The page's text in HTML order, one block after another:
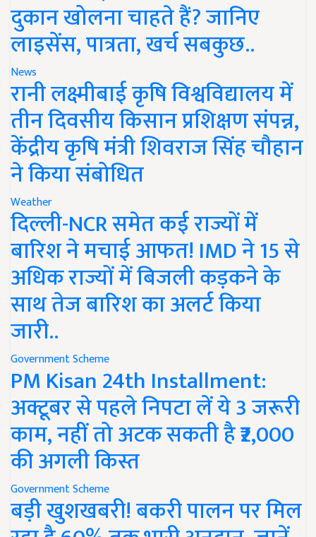
दुकान खोलना चाहते हैं? जानिए
लाइसेंस, पात्रता, खर्च सबकुछ..
News
रानी लक्ष्मीबाई कृषि विश्वविद्यालय में
तीन दिवसीय किसान प्रशिक्षण संपन्न,
केंद्रीय कृषि मंत्री शिवराज सिंह चौहान
ने किया संबोधित
Weather
दिल्ली-NCR समेत कई राज्यों में
बारिश ने मचाई आफत! IMD ने 15 से
अधिक राज्यों में बिजली कड़कने के
साथ तेज बारिश का अलर्ट किया
जारी..
Government Scheme
PM Kisan 24th Installment:
अक्टूबर से पहले निपटा लें ये 3 जरूरी
काम, नहीं तो अटक सकती है ₹2,000
की अगली किस्त
Government Scheme
बड़ी खुशखबरी! बकरी पालन पर मिल